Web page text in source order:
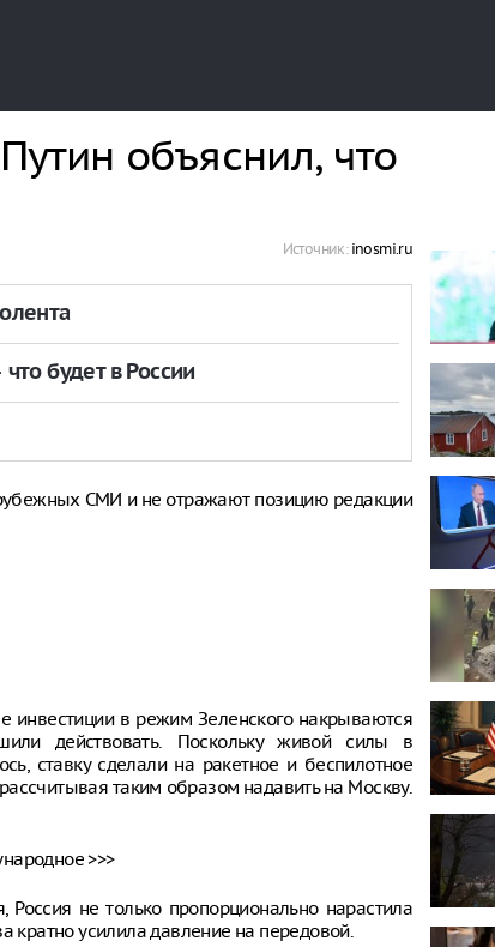
объяснил, что
Источник: inosmi.ru
будет в России
СМИ и не отражают позицию редакции
инвестиции в режим Зеленского накрываются
действовать. Поскольку живой силы в
ставку сделали на ракетное и беспилотное
таким образом надавить на Москву.
>>>
не только пропорционально нарастила
кратно усилила давление на передовой.